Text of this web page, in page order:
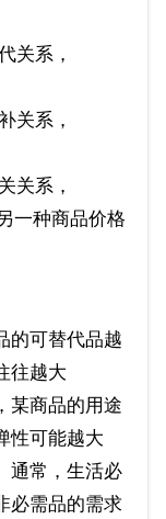
关系，
关系，
关系，
一种商品价格
的可替代品越
往越大
某商品的用途
性可能越大
通常，生活必
必需品的需求